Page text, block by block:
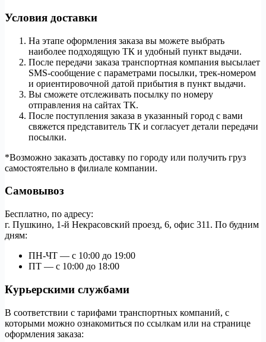
Условия доставки
На этапе оформления заказа вы можете выбрать
наиболее подходящую ТК и удобный пункт выдачи.
После передачи заказа транспортная компания высылает
SMS-сообщение с параметрами посылки, трек-номером
и ориентировочной датой прибытия в пункт выдачи.
Вы сможете отслеживать посылку по номеру
отправления на сайтах ТК.
После поступления заказа в указанный город с вами
свяжется представитель ТК и согласует детали передачи
посылки.
*Возможно заказать доставку по городу или получить груз
самостоятельно в филиале компании.
Самовывоз
Бесплатно, по адресу:
г. Пушкино, 1-й Некрасовский проезд, 6, офис 311. По будним
дням:
ПН-ЧТ — с 10:00 до 19:00
ПТ — с 10:00 до 18:00
Курьерскими службами
В соответствии с тарифами транспортных компаний, с
которыми можно ознакомиться по ссылкам или на странице
оформления заказа: